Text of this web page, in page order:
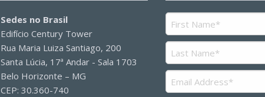
Sedes no Brasil
Edifício Century Tower
Rua Maria Luiza Santiago, 200
Santa Lúcia, 17ª Andar - Sala 1703
Belo Horizonte – MG
CEP: 30.360-740